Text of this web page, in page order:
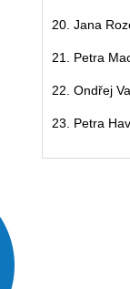
20. Jana
21. Petra
22. Ondřej
23. Petra